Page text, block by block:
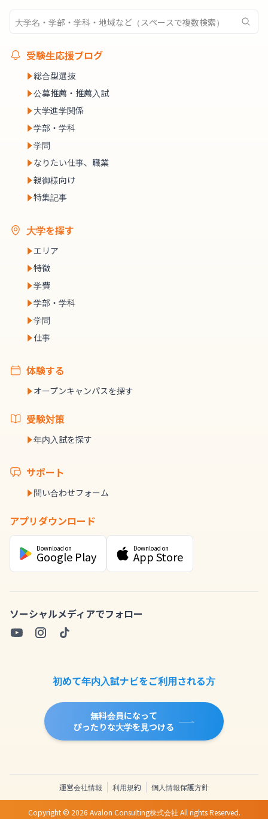
受験生応援ブログ
総合型選抜
公募推薦・推薦入試
大学進学関係
学部・学科
学問
なりたい仕事、職業
親御様向け
特集記事
大学を探す
エリア
特徴
学費
学部・学科
学問
仕事
体験する
オープンキャンパスを探す
受験対策
年内入試を探す
サポート
問い合わせフォーム
アプリダウンロード
Download on
Google Play
Download on
App Store
ソーシャルメディアでフォロー
初めて年内入試ナビをご利用される方
無料会員になって
ぴったりな大学を見つける
運営会社情報 利用規約 個人情報保護方針
Copyright © 2026 Avalon Consulting株式会社 All rights Reserved.